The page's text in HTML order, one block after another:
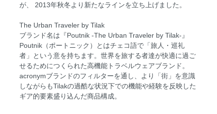
が、 2013年秋冬より新たなラインを立ち上げました。
The Urban Traveler by Tilak
ブランド名は『Poutnik -The Urban Traveler by Tilak-』
Poutnik（ポートニック）とはチェコ語で「旅人・巡礼
者」という意を持ちます。世界を旅する者達が快適に過ご
せるためにつくられた高機能トラベルウェアブランド。
acronymブランドのフィルターを通し、より「街」を意識
しながらもTilakの過酷な状況下での機能や経験を反映した
ギア的要素盛り込んだ商品構成。